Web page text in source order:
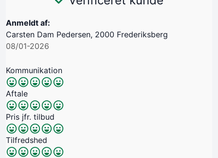
Anmeldt af:
Carsten Dam Pedersen, 2000 Frederiksberg
08/01-2026
Kommunikation
Aftale
Pris jfr. tilbud
Tilfredshed